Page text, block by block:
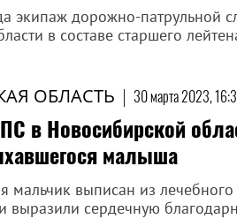
экипаж дорожно-патрульной
в составе старшего
ОБЛАСТЬ | 30 марта 2023,
в Новосибирской
малыша
мальчик выписан из
выразили сердечную